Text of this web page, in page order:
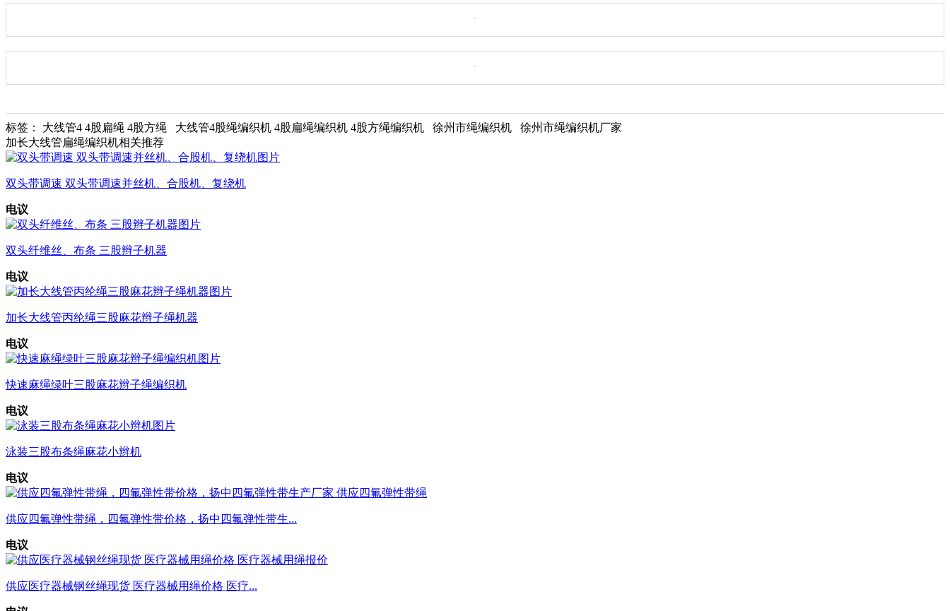
标签： 大线管4 4股扁绳 4股方绳 大线管4股绳编织机 4股扁绳编织机 4股方绳编织机 徐州市绳编织机 徐州市绳编织机厂家
加长大线管扁绳编织机相关推荐
双头带调速 双头带调速并丝机、合股机、复绕机
电议
双头纤维丝、布条 三股辫子机器
电议
加长大线管丙纶绳三股麻花辫子绳机器
电议
快速麻绳绿叶三股麻花辫子绳编织机
电议
泳装三股布条绳麻花小辫机
电议
供应四氟弹性带绳，四氟弹性带价格，扬中四氟弹性带生...
电议
供应医疗器械钢丝绳现货 医疗器械用绳价格 医疗...